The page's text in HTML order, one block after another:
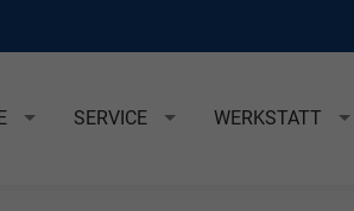
SERVICE WERKSTATT